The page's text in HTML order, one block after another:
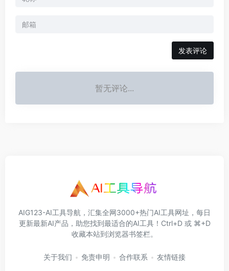
发表评论
暂无评论...
AIG123-AI工具导航，汇集全网3000+热门AI工具网址，每日
更新最新AI产品，助您找到最适合的AI工具！Ctrl+D 或 ⌘+D
收藏本站到浏览器书签栏。
关于我们 免责申明 合作联系 友情链接